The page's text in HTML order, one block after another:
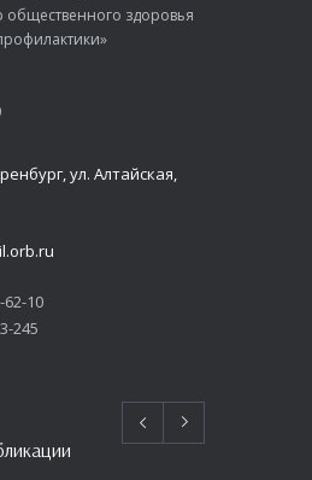
общественного здоровья
ул. Алтайская,
62-10
245